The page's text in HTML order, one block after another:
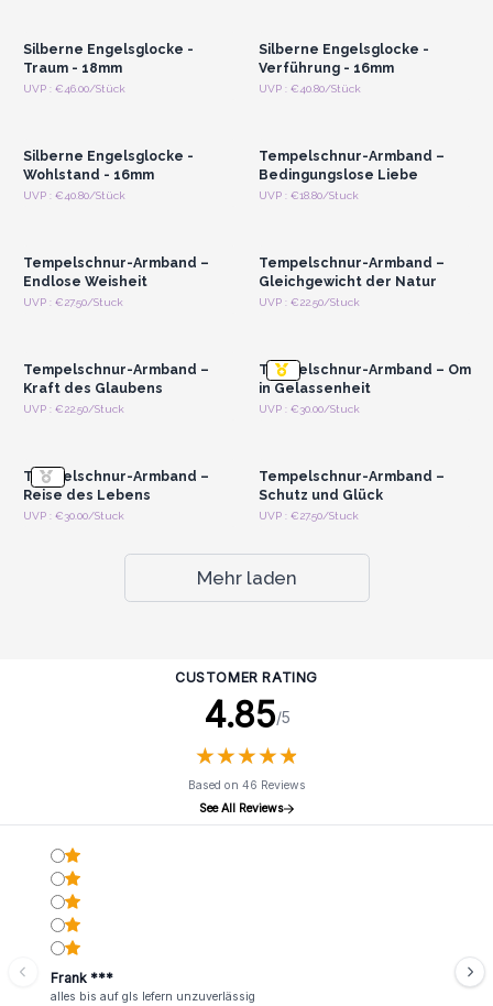
Silberne Engelsglocke -
Traum - 18mm
UVP : €46.00/Stück
Silberne Engelsglocke -
Verführung - 16mm
UVP : €40.80/Stück
Anmelden oder
Silberne Engelsglocke -
Wohlstand - 16mm
UVP : €40.80/Stück
Anmelden oder
Tempelschnur-Armband –
Bedingungslose Liebe
UVP : €18.80/Stuck
Anmelden oder
Tempelschnur-Armband –
Endlose Weisheit
UVP : €27.50/Stuck
Anmelden oder
Tempelschnur-Armband –
Gleichgewicht der Natur
UVP : €22.50/Stuck
Anmelden oder
Tempelschnur-Armband –
Kraft des Glaubens
UVP : €22.50/Stuck
Anmelden oder
Tempelschnur-Armband – Om
in Gelassenheit
UVP : €30.00/Stuck
Anmelden oder
Tempelschnur-Armband –
Reise des Lebens
UVP : €30.00/Stuck
Anmelden oder
Tempelschnur-Armband –
Schutz und Glück
UVP : €27.50/Stuck
Mehr laden
CUSTOMER RATING
4.85/5
★★★★★
★★★★★
Based on 46 Reviews
See All Reviews
Frank ***
alles bis auf gls lefern unzuverlässig